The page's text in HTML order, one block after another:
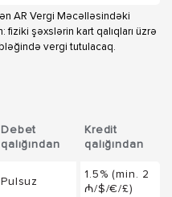
AR Vergi Məcəlləsindəki
şəxslərin kart qalıqları üzrə
vergi tutulacaq.
Debet
qalığından
Kredit
qalığından
Pulsuz
1.5% (min. 2
₼/$/€/£)